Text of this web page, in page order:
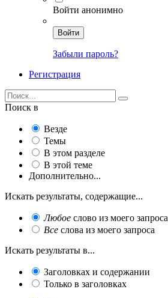
Войти анонимно
Войти
Забыли пароль?
Регистрация
Поиск в
Везде
Темы
В этом разделе
В этой теме
Дополнительно...
Искать результаты, содержащие...
Любое слово из моего запроса
Все слова из моего запроса
Искать результаты в...
Заголовках и содержании
Только в заголовках